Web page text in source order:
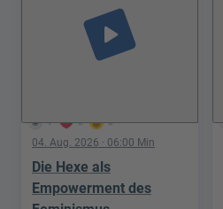
1 0 0
play_arrow
04. Aug. 2026 · 06:00 Min
Die Hexe als
Empowerment des